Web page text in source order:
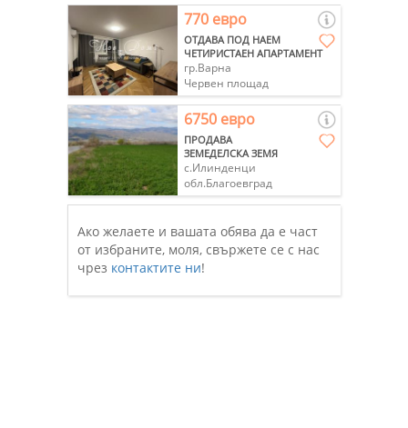
770 евро
ОТДАВА ПОД НАЕМ
ЧЕТИРИСТАЕН АПАРТАМЕНТ
гр.Варна
Червен площад
6750 евро
ПРОДАВА
ЗЕМЕДЕЛСКА ЗЕМЯ
с.Илинденци
обл.Благоевград
Ако желаете и вашата обява да е част
от избраните, моля, свържете се с нас
чрез контактите ни!